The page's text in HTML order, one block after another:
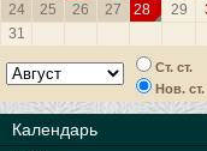
24
25 26 27 28 29
31
Ст. ст.
Нов. ст.
Календарь